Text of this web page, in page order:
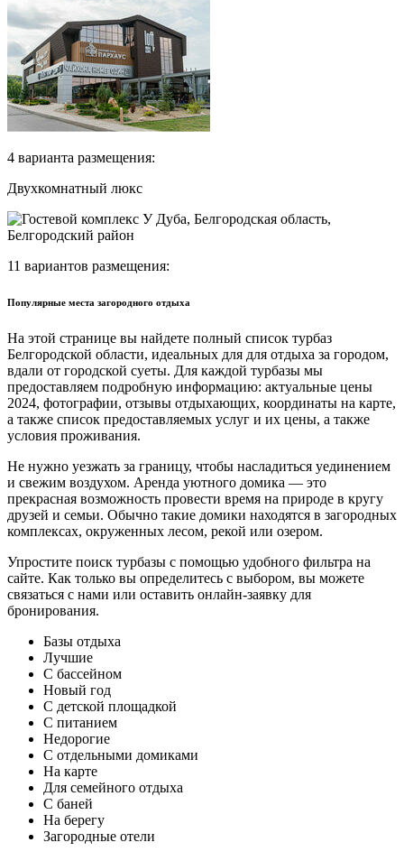
4 варианта размещения:
Двухкомнатный люкс
11 вариантов размещения:
Популярные места загородного отдыха
На этой странице вы найдете полный список турбаз
Белгородской области, идеальных для для отдыха за городом,
вдали от городской суеты. Для каждой турбазы мы
предоставляем подробную информацию: актуальные цены
2024, фотографии, отзывы отдыхающих, координаты на карте,
а также список предоставляемых услуг и их цены, а также
условия проживания.
Не нужно уезжать за границу, чтобы насладиться уединением
и свежим воздухом. Аренда уютного домика — это
прекрасная возможность провести время на природе в кругу
друзей и семьи. Обычно такие домики находятся в загородных
комплексах, окруженных лесом, рекой или озером.
Упростите поиск турбазы с помощью удобного фильтра на
сайте. Как только вы определитесь с выбором, вы можете
связаться с нами или оставить онлайн-заявку для
бронирования.
Базы отдыха
Лучшие
С бассейном
Новый год
С детской площадкой
С питанием
Недорогие
С отдельными домиками
На карте
Для семейного отдыха
С баней
На берегу
Загородные отели